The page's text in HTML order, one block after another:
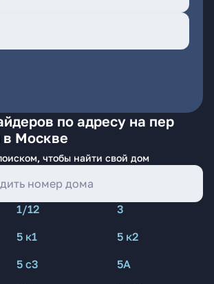
по адресу на пер
в Москве
чтобы найти свой дом
1/12
3
5 к1
5 к2
5 с3
5А